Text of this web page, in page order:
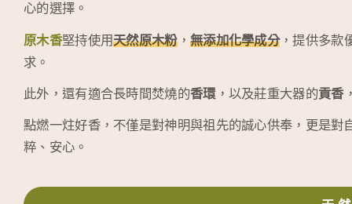
心的選擇。
原木香堅持使用天然原木粉， 無添加化學成分，提供多款
求。
此外，還有適合長時間焚燒的香環，以及莊重大器的貢香
點燃一炷好香，不僅是對神明與祖先的誠心供奉，更是
粹、安心。